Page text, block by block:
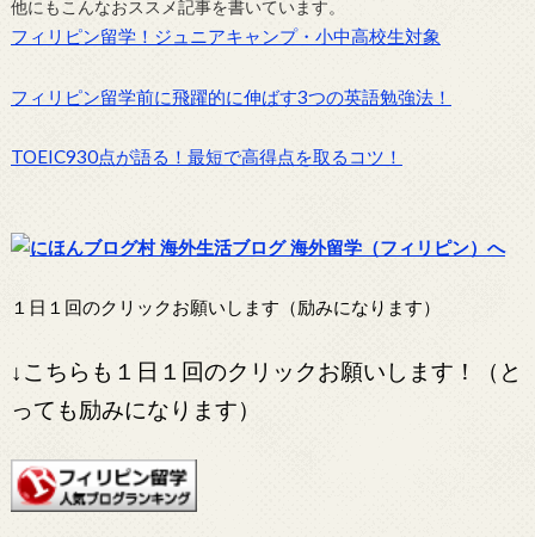
他にもこんなおススメ記事を書いています。
フィリピン留学！ジュニアキャンプ・小中高校生対象
フィリピン留学前に飛躍的に伸ばす3つの英語勉強法！
TOEIC930点が語る！最短で高得点を取るコツ！
１日１回のクリックお願いします（励みになります）
↓こちらも１日１回のクリックお願いします！（と
っても励みになります）